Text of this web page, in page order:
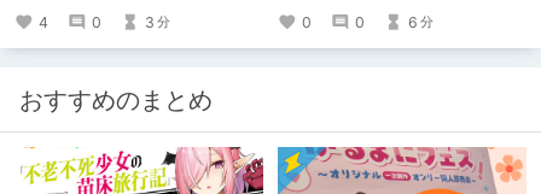
4
0 3 分
0
0 6 分
おすすめのまとめ